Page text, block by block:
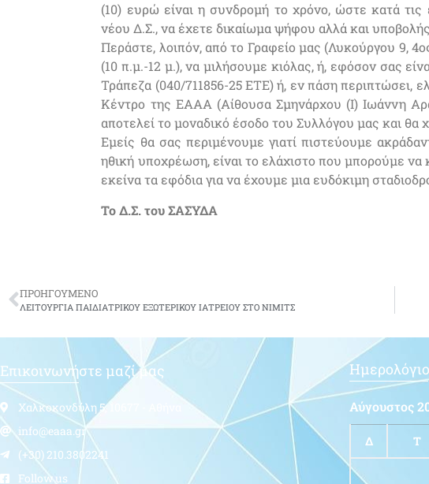
(10) ευρώ είναι η συνδρομή το χρόνο, ώστε κατά
νέου Δ.Σ., να έχετε δικαίωμα ψήφου αλλά και
Περάστε, λοιπόν, από το Γραφείο μας (Λυκούργου 9,
(10 π.μ.-12 μ.), να μιλήσουμε κιόλας, ή, εφόσον σας
Τράπεζα (040/711856-25 ΕΤΕ) ή, εν πάση περιπτώσει,
Κέντρο της ΕΑΑΑ (Αίθουσα Σμηνάρχου (Ι) Ιωάννη
αποτελεί το μοναδικό έσοδο του Συλλόγου μας και
Εμείς θα σας περιμένουμε γιατί πιστεύουμε
ηθική υποχρέωση, είναι το ελάχιστο που μπορούμε
εκείνα τα εφόδια για να έχουμε μια ευδόκιμη
Το Δ.Σ. του ΣΑΣΥΔΑ
ΠΡΟΗΓΟΥΜΕΝΟ
ΛΕΙΤΟΥΡΓΙΑ ΠΑΙΔΙΑΤΡΙΚΟΥ ΕΞΩΤΕΡΙΚΟΥ ΙΑΤΡΕΙΟΥ ΣΤΟ ΝΙΜΙΤΣ
Επικοινωνήστε μαζί μας
Χαλκοκονδύλη 5, 10677 - Αθήνα
info@eaaa.gr
(+30) 210.3802241
Follow us
Αύγουστος
Δ Τ